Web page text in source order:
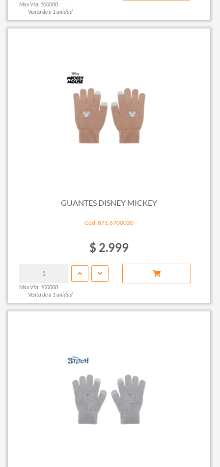
Max Vta: 100000
Venta de a 1 unidad
GUANTES DISNEY MICKEY
Cód: 871.6700020
$ 2.999
Max Vta: 100000
Venta de a 1 unidad